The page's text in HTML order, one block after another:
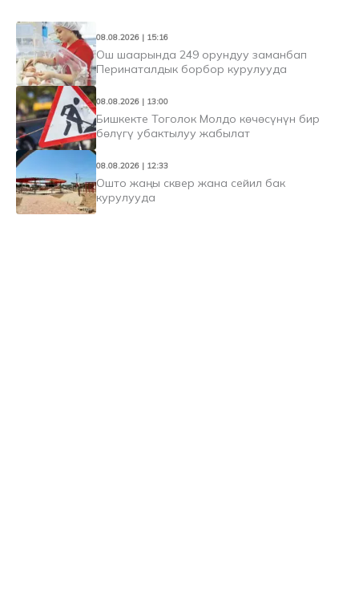
08.08.2026 | 15:16
Ош шаарында 249 орундуу заманбап
Перинаталдык борбор курулууда
08.08.2026 | 13:00
Бишкекте Тоголок Молдо көчөсүнүн бир
бөлүгү убактылуу жабылат
08.08.2026 | 12:33
Ошто жаңы сквер жана сейил бак
курулууда